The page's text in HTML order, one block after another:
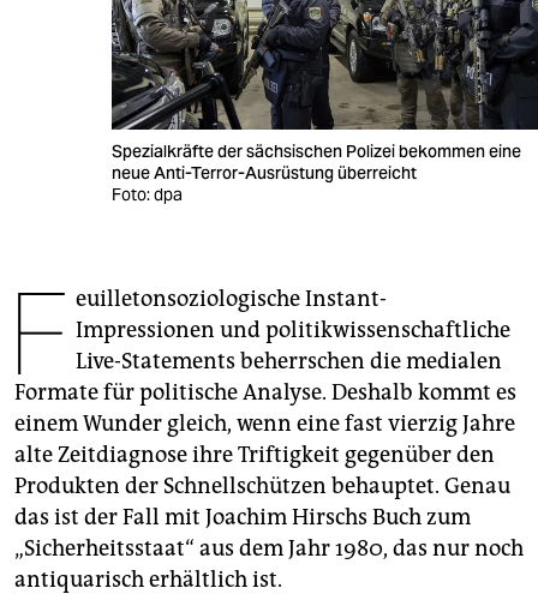
wahrheit
veranstaltungen
unterstützen
genossenschaft
epaper login
Spezialkräfte der sächsischen Polizei bekommen eine
neue Anti-Terror-Ausrüstung überreicht
Foto: dpa
F euilletonsoziologische Instant-
Impressionen und politikwissenschaftliche
Live-Statements beherrschen die medialen
Formate für politische Analyse. Deshalb kommt es
einem Wunder gleich, wenn eine fast vierzig Jahre
alte Zeitdiagnose ihre Triftigkeit gegenüber den
Produkten der Schnellschützen behauptet. Genau
das ist der Fall mit Joachim Hirschs Buch zum
„Sicherheitsstaat“ aus dem Jahr 1980, das nur noch
antiquarisch erhältlich ist.